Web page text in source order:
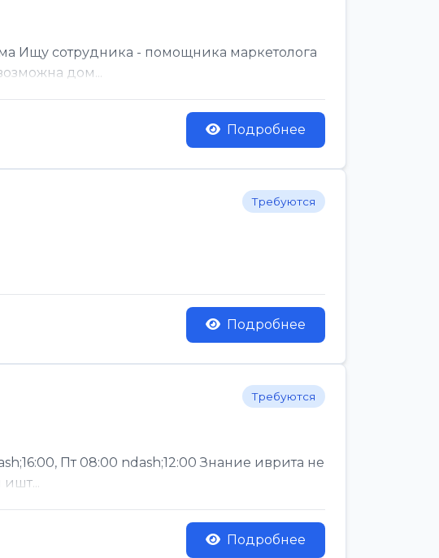
Ищу сотрудника - помощника маркетолога
дом...
Подробнее
Требуются
Подробнее
Требуются
Пт 08:00 ndash;12:00 Знание иврита не
Подробнее